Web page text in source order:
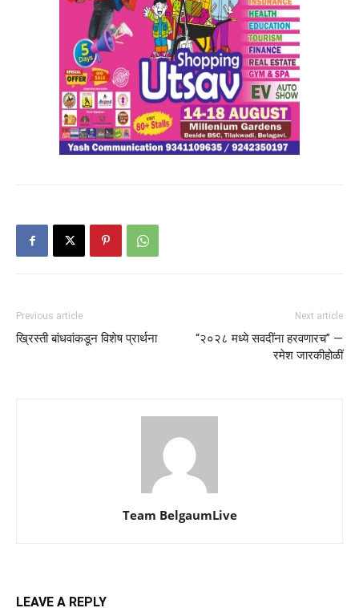
Previous article
ख्रिस्ती बांधवांकडून विशेष प्रार्थना
Next article
“२०२८ मध्ये सवदींना हरवणारच” —
रमेश जारकीहोळीं
Team BelgaumLive
LEAVE A REPLY